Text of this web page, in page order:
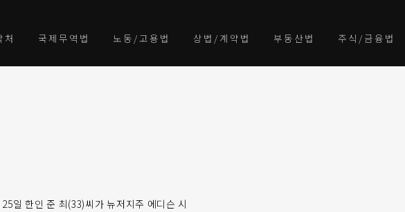
국제무역법 노동/고용법 상법/계약법 부동산법 주식/금융법
일 한인 준 최(33)씨가 뉴저지주 에디슨 시